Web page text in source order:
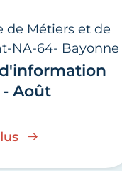
Août
de Métiers et de
NA-64- Bayonne